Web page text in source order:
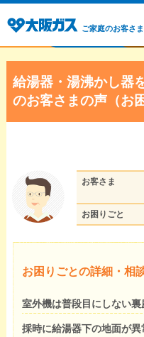
ご家庭のお客さま
給湯器・湯沸かし器
のお客さまの声（お
お客さま
お困りごと
お困りごとの詳細・相
室外機は普段目にしない
採時に給湯器下の地面が